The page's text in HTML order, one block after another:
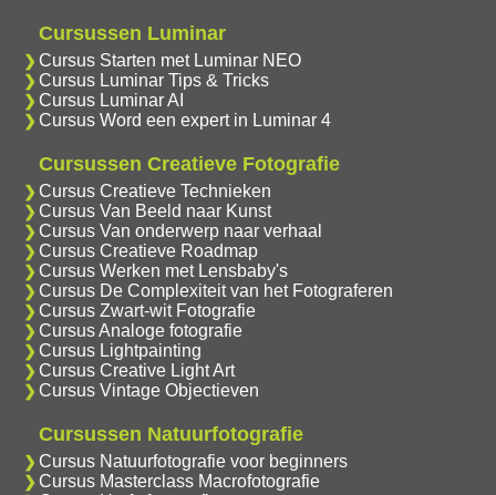
Cursussen Luminar
Cursus Starten met Luminar NEO
Cursus Luminar Tips & Tricks
Cursus Luminar AI
Cursus Word een expert in Luminar 4
Cursussen Creatieve Fotografie
Cursus Creatieve Technieken
Cursus Van Beeld naar Kunst
Cursus Van onderwerp naar verhaal
Cursus Creatieve Roadmap
Cursus Werken met Lensbaby's
Cursus De Complexiteit van het Fotograferen
Cursus Zwart-wit Fotografie
Cursus Analoge fotografie
Cursus Lightpainting
Cursus Creative Light Art
Cursus Vintage Objectieven
Cursussen Natuurfotografie
Cursus Natuurfotografie voor beginners
Cursus Masterclass Macrofotografie